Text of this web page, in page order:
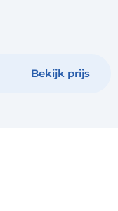
Bekijk prijs